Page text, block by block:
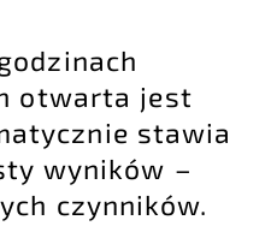
otwarta jest
stawia
wyników –
czynników.